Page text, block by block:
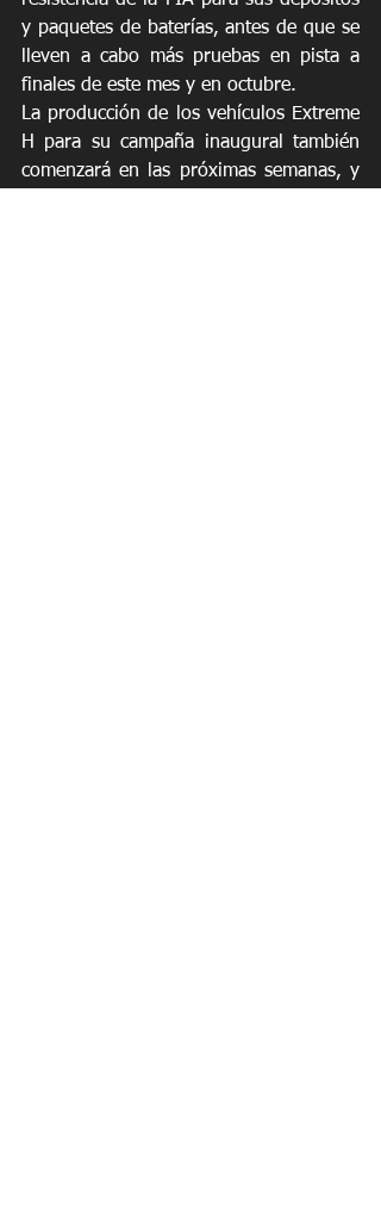
y paquetes de baterías, antes de que se
lleven a cabo más pruebas en pista a
finales de este mes y en octubre.
La producción de los vehículos Extreme
H para su campaña inaugural también
comenzará en las próximas semanas, y